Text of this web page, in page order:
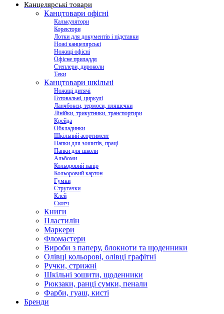
Канцелярські товари
Канцтовари офісні
Калькулятори
Коректори
Лотки для документів і підставки
Ножі канцелярські
Ножиці офісні
Офісне приладдя
Степлери, дироколи
Теки
Канцтовари шкільні
Ножиці дитячі
Готовальні, циркулі
Ланчбокси, термоси, пляшечки
Лінійки, трикутники, транспортири
Крейда
Обкладинки
Шкільний асортимент
Папки для зошитів, праці
Папки для школи
Альбоми
Кольоровий папір
Кольоровий картон
Гумки
Стругачки
Клей
Скотч
Книги
Пластилін
Маркери
Фломастери
Вироби з паперу, блокноти та щоденники
Олівці кольорові, олівці графітні
Ручки, стрижні
Шкільні зошити, щоденники
Рюкзаки, ранці сумки, пенали
Фарби, гуаш, кисті
Бренди